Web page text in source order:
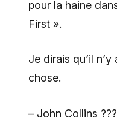
pour la haine
First ».
Je dirais qu’il
chose.
– John Collins